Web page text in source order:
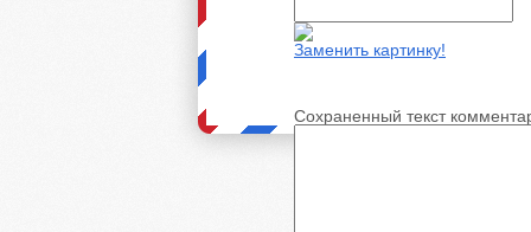
Заменить картинку!
Сохраненный текст